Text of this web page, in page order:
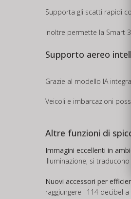
Supporta gli scatti rapidi
Inoltre permette la Smart
Supporto aereo
Grazie al modello IA
Veicoli e imbarcazioni
Altre funzioni di
Immagini eccellenti in
illuminazione, si
Nuovi accessori per
raggiungere i 114 decibel